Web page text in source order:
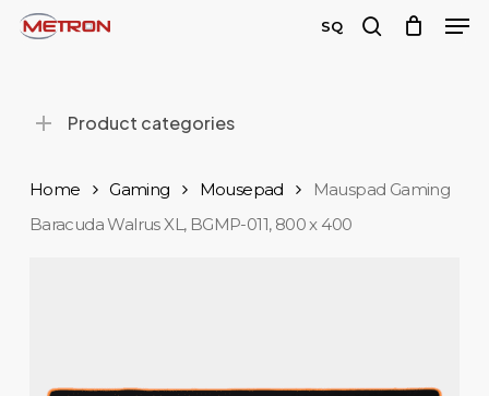
Skip
content
SQ
Product categories
Home Gaming Mousepad
Mauspad Gaming
Baracuda Walrus XL, BGMP-011, 800 x 400